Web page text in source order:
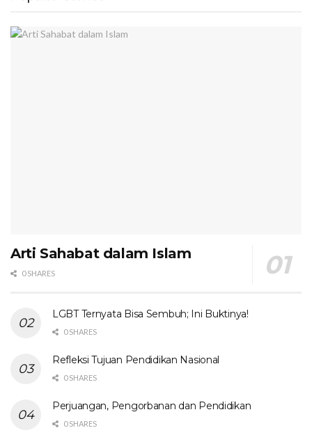
Arti Sahabat dalam Islam
0 SHARES
LGBT Ternyata Bisa Sembuh; Ini Buktinya!
0 SHARES
Refleksi Tujuan Pendidikan Nasional
0 SHARES
Perjuangan, Pengorbanan dan Pendidikan
0 SHARES